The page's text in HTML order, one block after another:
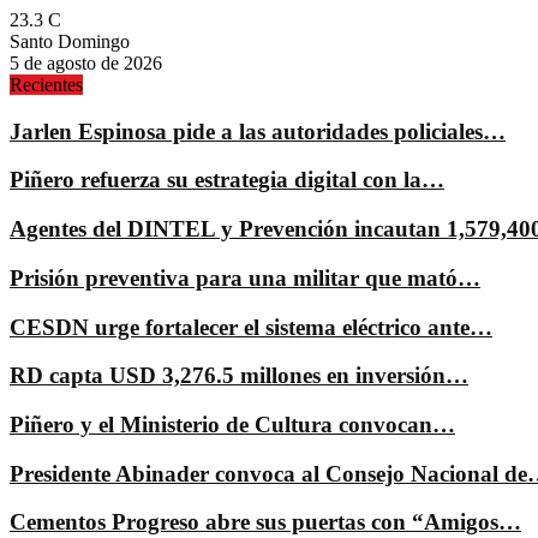
23.3 C
Santo Domingo
5 de agosto de 2026
Recientes
Jarlen Espinosa pide a las autoridades policiales…
Piñero refuerza su estrategia digital con la…
Agentes del DINTEL y Prevención incautan
Prisión preventiva para una militar que mató…
CESDN urge fortalecer el sistema eléctrico ante…
RD capta USD 3,276.5 millones en inversión…
Piñero y el Ministerio de Cultura convocan…
Presidente Abinader convoca al Consejo Nacional
Cementos Progreso abre sus puertas con “Amigos…